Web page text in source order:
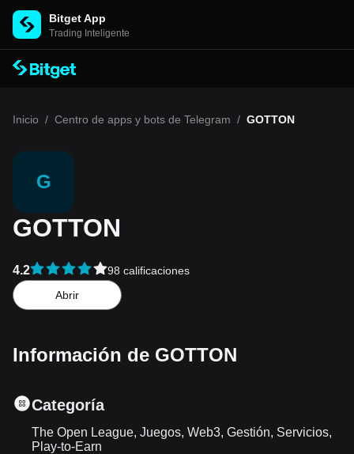
Bitget App
Trading Inteligente
Inicio / Centro de apps y bots de Telegram / GOTTON
G
GOTTON
4.2
98 calificaciones
Abrir
Información de GOTTON
Categoría
The Open League, Juegos, Web3, Gestión, Servicios,
Play-to-Earn